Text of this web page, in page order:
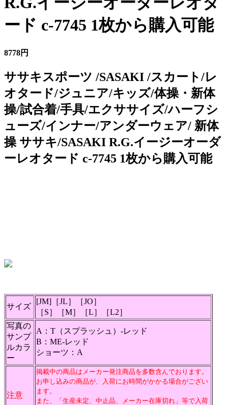
ード c-7745 1枚から購入可能
8778円
ササキスポーツ /SASAKI /スカート/レ
オタード/ジュニア/キッズ/体操・新体
操/試合着/手具/エクササイズ/ハーフシ
ューズ/インナー/アンダーウェア/ 新体
操 ササキ/SASAKI R.G.イージーオーダ
ーレオタード c-7745 1枚から購入可能
サイズ
[JM]［JL］［JO］
［S］［M］［L］［L2］
写真の
サンプ
ルカラ
ー
A：T（スプラッシュ）-レッド
B：ME-レッド
ショーツ：A
注意
掲載中の商品はメーカー発注商品を多数含んでおります。
お申し込みの商品が、入荷にお時間がかかる場合がござい
ます。
また、「生産未定、中止品、メーカー在庫切れ」等で入荷